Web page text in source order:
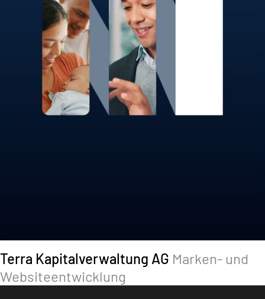
Terra Kapitalverwaltung AG Marken- und
Websiteentwicklung